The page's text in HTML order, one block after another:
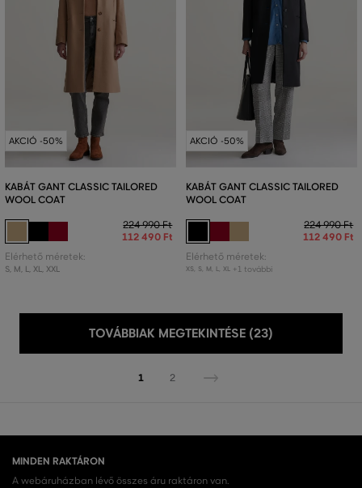
AKCIÓ -50%
KABÁT GANT CLASSIC TAILORED
WOOL COAT
224 990 Ft
112 490 Ft
Elérhető méretek:
S, M, L, XL, XXL
AKCIÓ -50%
KABÁT GANT CLASSIC TAILORED
WOOL COAT
224 990 Ft
112 490 Ft
Elérhető méretek:
XS, S, M L, XL +1 további
TOVÁBBIAK MEGTEKINTÉSE (23)
1 2
MINDEN RAKTÁRON
A webáruházban lévő összes áru raktáron van.